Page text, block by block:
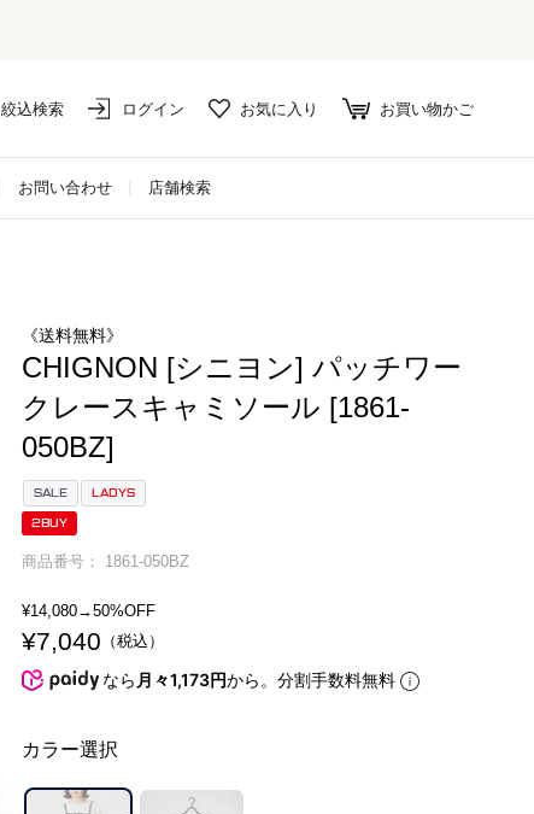
絞込検索 ログイン お気に入り お買い物かご
お問い合わせ 店舗検索
《送料無料》
CHIGNON [シニヨン] パッチワー
クレースキャミソール [1861-
050BZ]
SALE LADYS
2BUY
商品番号 1861-050BZ
¥14,080→50%OFF
¥7,040 税込
なら 月々1,173円から。分割手数料無料
カラー選択